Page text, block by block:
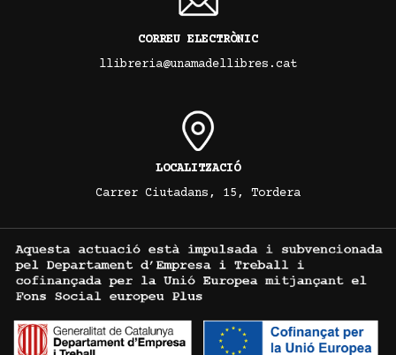
CORREU ELECTRÒNIC
llibreria@unamadellibres.cat
LOCALITZACIÓ
Carrer Ciutadans, 15, Tordera